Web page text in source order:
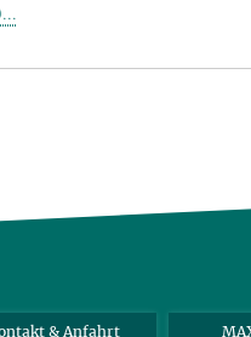
& Anfahrt